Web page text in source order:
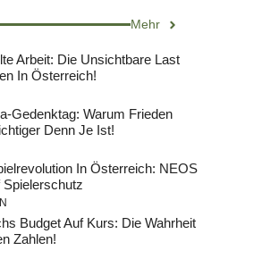
Mehr
Arbeit: Die Unsichtbare Last
In Österreich!
Gedenktag: Warum Frieden
Denn Je Ist!
In Österreich: NEOS
Spielerschutz
Budget Auf Kurs: Die Wahrheit
Zahlen!